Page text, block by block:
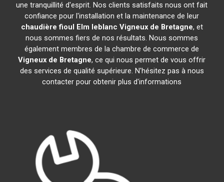
une tranquillité d'esprit. Nos clients satisfaits nous ont fait
confiance pour l'installation et la maintenance de leur
chaudière fioul Elm leblanc Vigneux de Bretagne, et
nous sommes fiers de nos résultats. Nous sommes
également membres de la chambre de commerce de
Vigneux de Bretagne, ce qui nous permet de vous offrir
des services de qualité supérieure. N'hésitez pas à nous
contacter pour obtenir plus d'informations